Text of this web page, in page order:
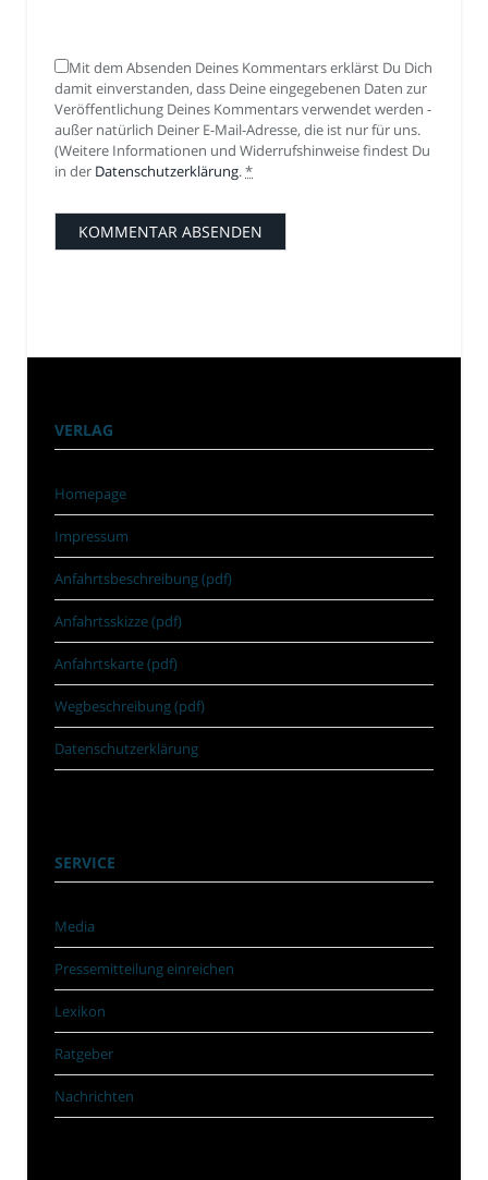
Mit dem Absenden Deines Kommentars erklärst Du Dich
damit einverstanden, dass Deine eingegebenen Daten zur
Veröffentlichung Deines Kommentars verwendet werden -
außer natürlich Deiner E-Mail-Adresse, die ist nur für uns.
(Weitere Informationen und Widerrufshinweise findest Du
in der Datenschutzerklärung.*
VERLAG
Homepage
Impressum
Anfahrtsbeschreibung (pdf)
Anfahrtsskizze (pdf)
Anfahrtskarte (pdf)
Wegbeschreibung (pdf)
Datenschutzerklärung
SERVICE
Media
Pressemitteilung einreichen
Lexikon
Ratgeber
Nachrichten